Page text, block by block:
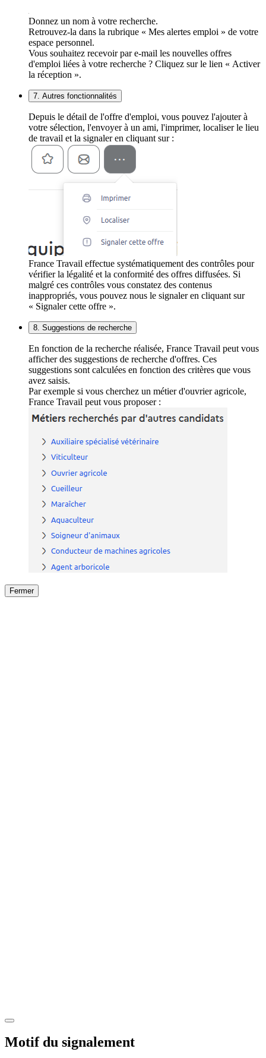
Donnez un nom à votre recherche.
Retrouvez-la dans la rubrique « Mes alertes emploi » de votre
espace personnel.
Vous souhaitez recevoir par e-mail les nouvelles offres
d'emploi liées à votre recherche ? Cliquez sur le lien « Activer
la réception ».
7. Autres fonctionnalités
Depuis le détail de l'offre d'emploi, vous pouvez l'ajouter à
votre sélection, l'envoyer à un ami, l'imprimer, localiser le lieu
de travail et la signaler en cliquant sur :
France Travail effectue systématiquement des contrôles pour
vérifier la légalité et la conformité des offres diffusées. Si
malgré ces contrôles vous constatez des contenus
inappropriés, vous pouvez nous le signaler en cliquant sur
« Signaler cette offre ».
8. Suggestions de recherche
En fonction de la recherche réalisée, France Travail peut vous
afficher des suggestions de recherche d'offres. Ces
suggestions sont calculées en fonction des critères que vous
avez saisis.
Par exemple si vous cherchez un métier d'ouvrier agricole,
France Travail peut vous proposer :
Fermer
Motif du signalement